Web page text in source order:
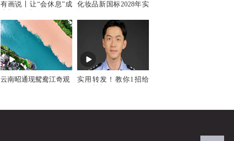
有画说丨让“会休息”成
化妆品新国标2028年实
云南昭通现鸳鸯江奇观
实用转发！教你1招给